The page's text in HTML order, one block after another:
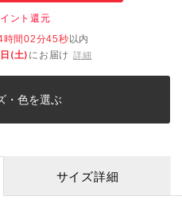
ント還元
時間02分44秒以内
(土) にお届け 詳細
・色を選ぶ
サイズ詳細